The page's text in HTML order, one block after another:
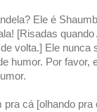
Ele é
[Risadas
volta.] Ele
humor. Por
cá [olhando